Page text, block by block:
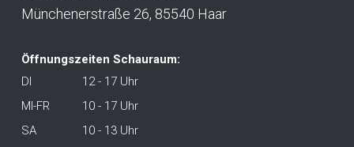
Münchenerstraße 26, 85540 Haar
Öffnungszeiten Schauraum:
DI
12 - 17 Uhr
MI-FR
10 - 17 Uhr
SA
10 - 13 Uhr